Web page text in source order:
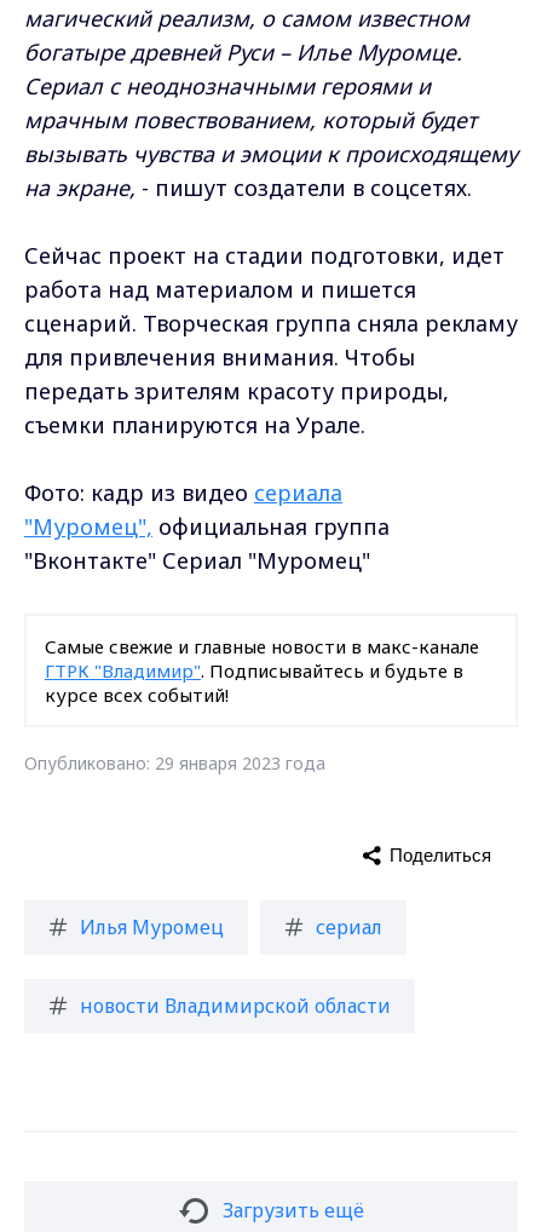
магический реализм, о самом известном
богатыре древней Руси – Илье Муромце.
Сериал с неоднозначными героями и
мрачным повествованием, который будет
вызывать чувства и эмоции к происходящему
на экране, - пишут создатели в соцсетях.
Сейчас проект на стадии подготовки, идет
работа над материалом и пишется
сценарий. Творческая группа сняла рекламу
для привлечения внимания. Чтобы
передать зрителям красоту природы,
съемки планируются на Урале.
Фото: кадр из видео сериала
"Муромец", официальная группа
"Вконтакте" Сериал "Муромец"
Самые свежие и главные новости в макс-канале
ГТРК "Владимир". Подписывайтесь и будьте в
курсе всех событий!
Опубликовано: 29 января 2023 года
Илья Муромец сериал
новости Владимирской области
Поделиться
Загрузить ещё